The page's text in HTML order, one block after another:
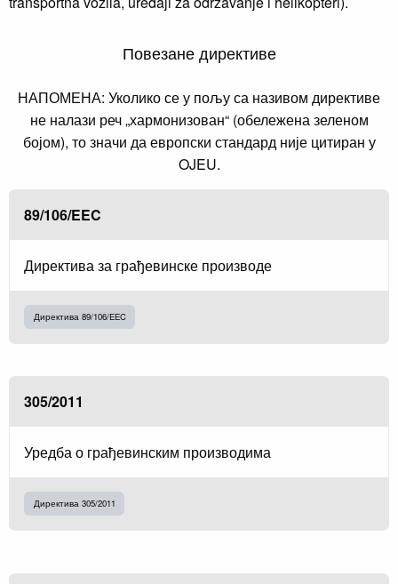
Повезане директиве
НАПОМЕНА: Уколико се у пољу са називом директиве
не налази реч „хармонизован“ (обележена зеленом
бојом), то значи да европски стандард није цитиран у
OJEU.
89/106/EEC
Директива за грађевинске производе
Директива 89/106/EEC
305/2011
Уредба о грађевинским производима
Директива 305/2011